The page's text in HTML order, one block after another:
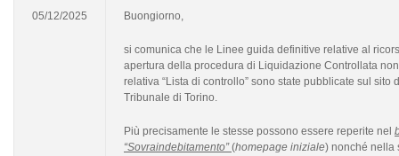
05/12/2025 Buongiorno,
si comunica che le Linee guida definitive relative al
apertura della procedura di Liquidazione Controllata
relativa “Lista di controllo” sono state pubblicate sul sito
Tribunale di Torino.
Più precisamente le stesse possono essere reperite nel
“Sovraindebitamento” (homepage iniziale) nonché nella